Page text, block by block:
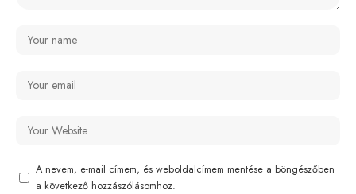
A nevem, e-mail címem, és weboldalcímem mentése a böngészőben
a következő hozzászólásomhoz.